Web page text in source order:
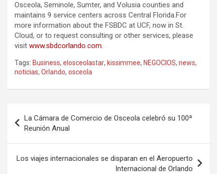
Osceola, Seminole, Sumter, and Volusia counties and
maintains 9 service centers across Central Florida.For
more information about the FSBDC at UCF, now in St.
Cloud, or to request consulting or other services, please
visit www.sbdcorlando.com.
Tags: Business, elosceolastar, kissimmee, NEGOCIOS, news,
noticias, Orlando, osceola
s
La Cámara de Comercio de Osceola celebró su 100ª
Reunión Anual
Los viajes internacionales se disparan en el Aeropuerto
Internacional de Orlando